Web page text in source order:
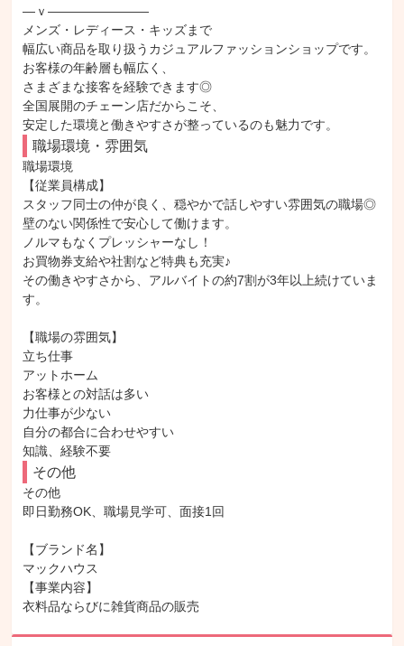
―ｖ――――――――
メンズ・レディース・キッズまで
幅広い商品を取り扱うカジュアルファッションショップです。
お客様の年齢層も幅広く、
さまざまな接客を経験できます◎
全国展開のチェーン店だからこそ、
安定した環境と働きやすさが整っているのも魅力です。
職場環境・雰囲気
職場環境
【従業員構成】
スタッフ同士の仲が良く、穏やかで話しやすい雰囲気の職場◎
壁のない関係性で安心して働けます。
ノルマもなくプレッシャーなし！
お買物券支給や社割など特典も充実♪
その働きやすさから、アルバイトの約7割が3年以上続けていま
す。
【職場の雰囲気】
立ち仕事
アットホーム
お客様との対話は多い
力仕事が少ない
自分の都合に合わせやすい
知識、経験不要
その他
その他
即日勤務OK、職場見学可、面接1回
【ブランド名】
マックハウス
【事業内容】
衣料品ならびに雑貨商品の販売